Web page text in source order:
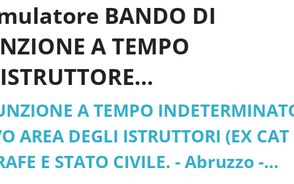
BANDO DI
A TEMPO
(EX CAT C) -
ANAGRAFE E STATO
A TEMPO
AREA DEGLI ISTRUTTORI (EX CAT
E STATO CIVILE. - Abruzzo -